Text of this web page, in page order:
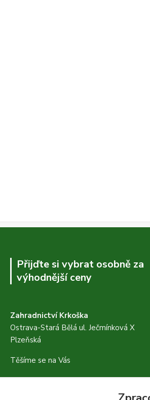
Přijďte si vybrat osobně za
výhodnější ceny
Zahradnictví Krkoška
Ostrava-Stará Bělá ul. Ječmínková X
Plzeňská
Těšíme se na Vás